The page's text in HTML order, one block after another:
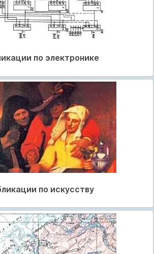
по электронике
по искусству